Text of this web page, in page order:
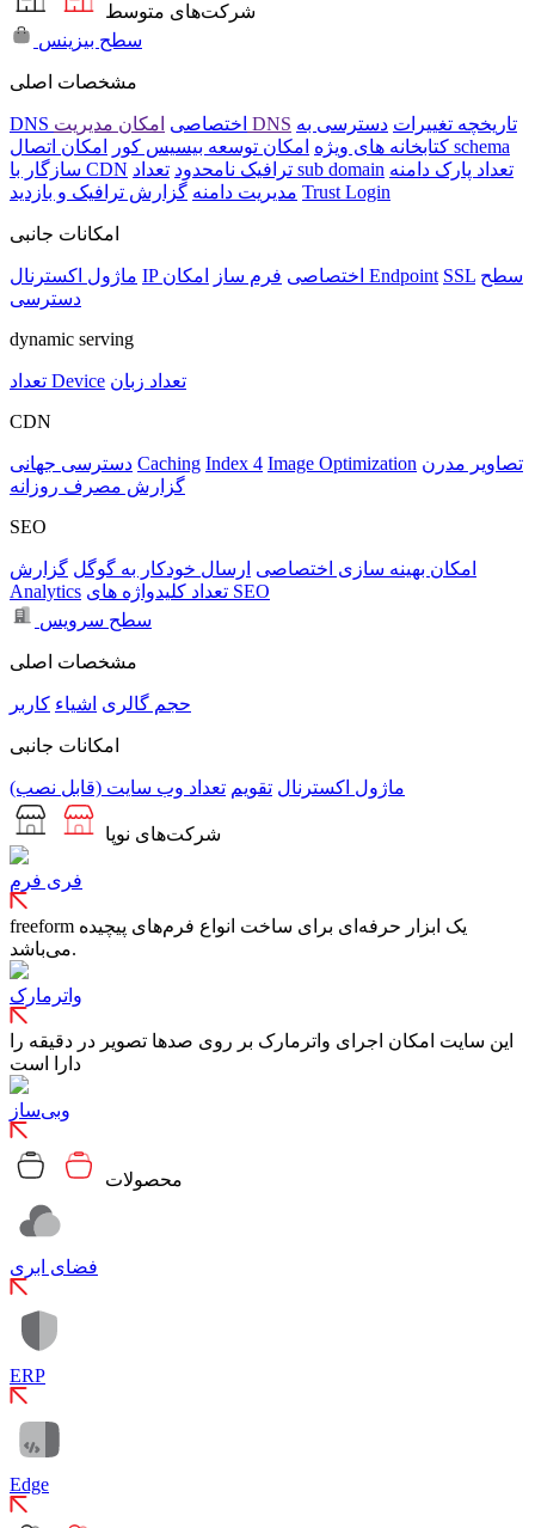
شرکت‌های متوسط
سطح بیزینس
مشخصات اصلی
DNS اختصاصی امکان مدیریت DNS تاریخچه تغییرات دسترسی به
کتابخانه های ویژه امکان توسعه بیسیس کور
امکان اتصال schema
سازگار با CDN
ترافیک نامحدود تعداد sub domain تعداد پارک دامنه
مدیریت دامنه گزارش ترافیک و بازدید Trust Login
امکانات جانبی
ماژول اکسترنال IP اختصاصی فرم ساز امکان Endpoint SSL سطح
دسترسی
dynamic serving
تعداد Device تعداد زبان
CDN
دسترسی جهانی Caching Index 4 Image Optimization تصاویر مدرن
گزارش مصرف روزانه
SEO
امکان بهینه سازی اختصاصی ارسال خودکار به گوگل گزارش
Analytics
تعداد کلیدواژه های SEO
سطح سرویس
مشخصات اصلی
حجم گالری اشیاء کاربر
امکانات جانبی
ماژول اکسترنال تقویم تعداد وب سایت (قابل نصب)
شرکت‌های نوپا
فری فرم
freeform یک ابزار حرفه‌ای برای ساخت انواع فرم‌های پیچیده
می‌باشد.
واترمارک
این سایت امکان اجرای واترمارک بر روی صدها تصویر در دقیقه را
دارا است
وبی‌ساز
محصولات
فضای ابری
ERP
Edge